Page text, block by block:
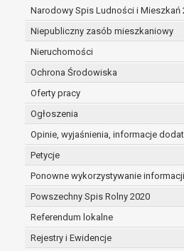
Narodowy Spis Ludności i Mieszkań
Niepubliczny zasób mieszkaniowy
Nieruchomości
Ochrona Środowiska
Oferty pracy
Ogłoszenia
Opinie, wyjaśnienia, informacje
Petycje
Ponowne wykorzystywanie
Powszechny Spis Rolny 2020
Referendum lokalne
Rejestry i Ewidencje
administratora danych
Pani/Panu:
prawo dostępu do
otrzymywania ich
RODO;
podstawie art. 16
dane są
prawo do żądania
osobowych (tzw.
zapomnianym) na
w przypadku gdy:
dane nie są już
dla których były